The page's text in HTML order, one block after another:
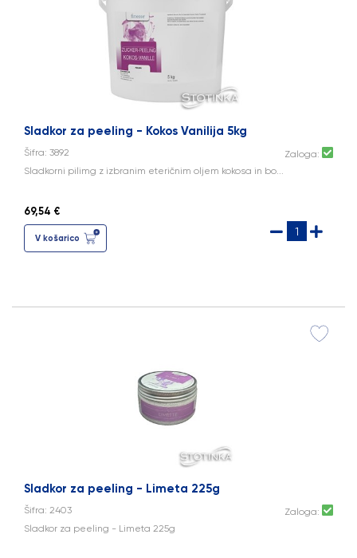
Sladkor za peeling - Kokos Vanilija 5kg
Šifra: 3892
Zaloga:
Sladkorni pilimg z izbranim eteričnim oljem kokosa in bo...
69,54 €
V košarico
Sladkor za peeling - Limeta 225g
Šifra: 2403
Zaloga:
Sladkor za peeling - Limeta 225g